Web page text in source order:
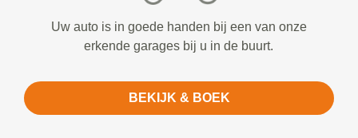
Uw auto is in goede handen bij een van onze
erkende garages bij u in de buurt.
BEKIJK & BOEK